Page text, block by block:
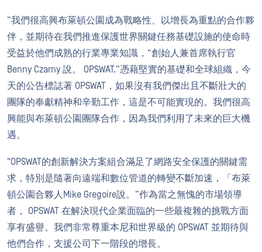
“我們很高興布萊頓公園成為戰略性、以增長為重點的合作夥
伴，並期待在我們推進保護世界關鍵任務基礎設施的使命時
受益於他們成熟的行業專業知識，”創始人兼首席執行官
Benny Czarny 說。 OPSWAT.“憑藉堅實的基礎和全球組織，今
天的公告標誌著 OPSWAT，如果沒有我們傑出且不斷壯大的
團隊的奉獻精神和辛勤工作，這是不可能實現的。我們很高
興能與布萊頓公園團隊合作，因為我們利用了未來的巨大機
遇。
"OPSWAT的創新解決方案組合滿足了網路安全保護的關鍵需
求，特別是隨著向遠端和數位管道的轉變不斷加速，「布萊
頓公園合夥人Mike Gregoire說。“作為當之無愧的市場領導
者， OPSWAT 在解決現代企業面臨的一些最複雜的挑戰方面
享有盛譽。我們非常尊重本尼和世界級的 OPSWAT 並期待與
他們合作，支援公司下一階段的增長。